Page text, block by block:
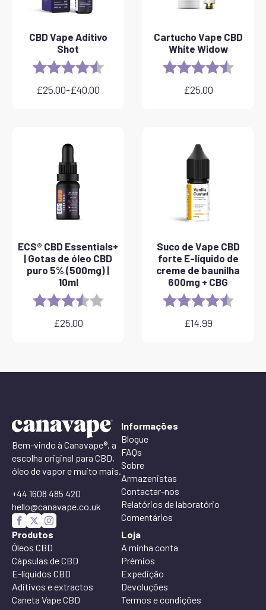
CBD Vape Aditivo
Shot
Rating: 4.8 out of 5 stars
£25.00-£40.00
Gama
a
40,00
Cartucho Vape CBD
White Widow
Rating: 4.6 out
£25.00
ECS® CBD Essentials+
| Gotas de óleo CBD
puro 5% (500mg) |
10ml
Rating: 3.8 out of 5 stars
£25.00
Suco de Vape CBD
forte E-líquido de
creme de baunilha
600mg + CBG
Rating: 4.6 out
£14.99
Bem-vindo à Canavape®, a
escolha original para CBD,
óleo de vapor e muito mais.
+44 1608 485 420
hello@canavape.co.uk
Informações
Blogue
FAQs
Sobre
Armazenistas
Contactar-nos
Relatórios de laboratório
Comentários
Produtos
Óleos CBD
Cápsulas de CBD
E-líquidos CBD
Aditivos e extractos
Caneta Vape CBD
Loja
A minha conta
Prémios
Expedição
Devoluções
Termos e condições